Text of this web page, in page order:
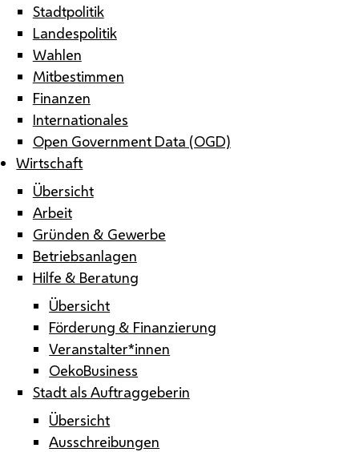
Stadtpolitik
Landespolitik
Wahlen
Mitbestimmen
Finanzen
Internationales
Open Government Data (OGD)
Wirtschaft
Übersicht
Arbeit
Gründen & Gewerbe
Betriebsanlagen
Hilfe & Beratung
Übersicht
Förderung & Finanzierung
Veranstalter*innen
OekoBusiness
Stadt als Auftraggeberin
Übersicht
Ausschreibungen